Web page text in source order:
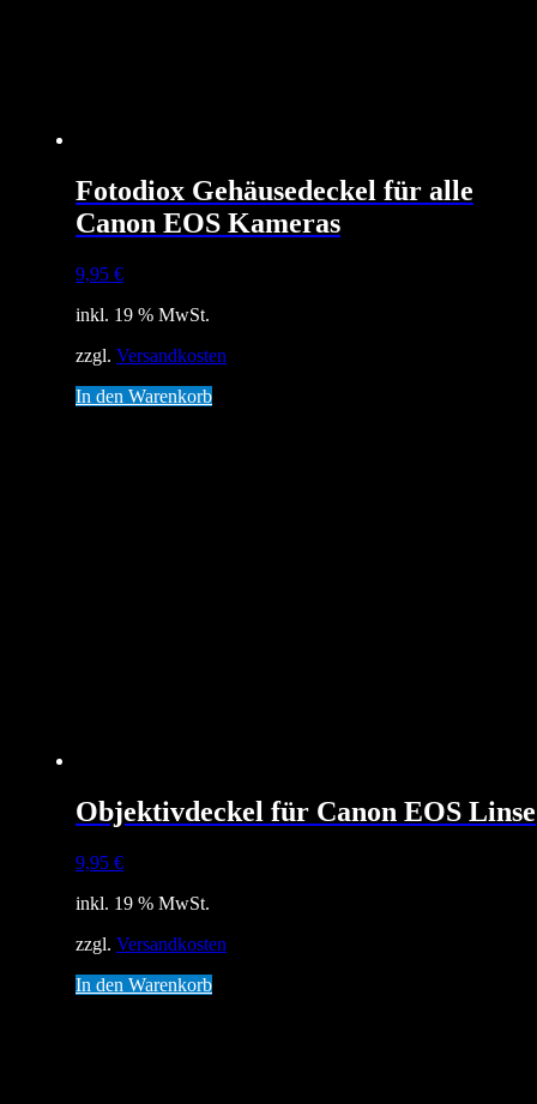
Fotodiox Gehäusedeckel für alle
Canon EOS Kameras
9,95 €
inkl. 19 % MwSt.
zzgl. Versandkosten
In den Warenkorb
Objektivdeckel für Canon EOS Linse
9,95 €
inkl. 19 % MwSt.
zzgl. Versandkosten
In den Warenkorb